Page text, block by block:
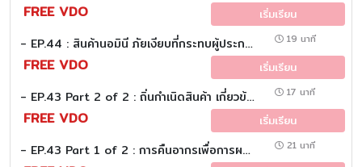
FREE VDO เริ่มเรียน
- EP.44 : สินค้านอมินี ภัยเงียบที่กระทบผู้ประกอบการไทย (Customs EZ (Eazy)) 19 นาที
FREE VDO เริ่มเรียน
- EP.43 Part 2 of 2 : ถิ่นกำเนิดสินค้า เกี่ยวข้องอย่างไรกับค่าอากรนำเข้า (Customs EZ (Eazy)) 17 นาที
FREE VDO เริ่มเรียน
- EP.43 Part 1 of 2 : การคืนอากรเพื่อการผลิตส่งออก (Customs EZ (Eazy)) 21 นาที